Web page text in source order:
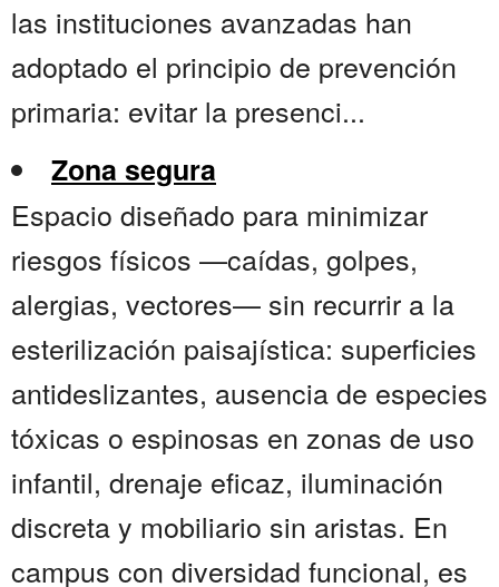
las instituciones avanzadas han
adoptado el principio de prevención
primaria: evitar la presenci...
Zona segura
Espacio diseñado para minimizar
riesgos físicos —caídas, golpes,
alergias, vectores— sin recurrir a la
esterilización paisajística: superficies
antideslizantes, ausencia de especies
tóxicas o espinosas en zonas de uso
infantil, drenaje eficaz, iluminación
discreta y mobiliario sin aristas. En
campus con diversidad funcional, es